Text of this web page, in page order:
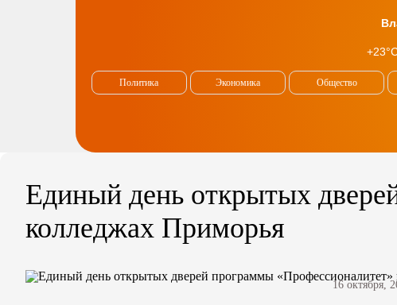
Политика Экономика Общество
Единый день открытых
колледжах Приморья
16 октября,